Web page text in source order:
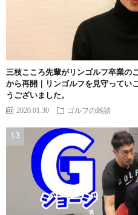
三枝こころ先輩がリンゴルフ卒業の
から再開｜リンゴルフを見守ってい
うございました。
2020.01.30 ゴルフの雑談